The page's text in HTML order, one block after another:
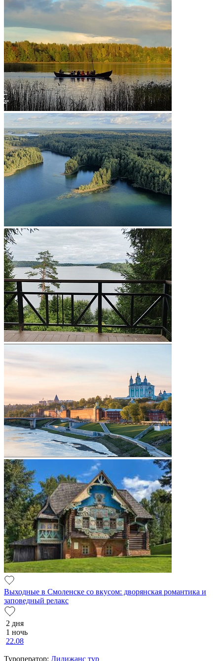
Выходные в Смоленске со вкусом: дворянская романтика и
заповедный релакс
2 дня
1 ночь
22.08
Туроператор: Дилижанс тур